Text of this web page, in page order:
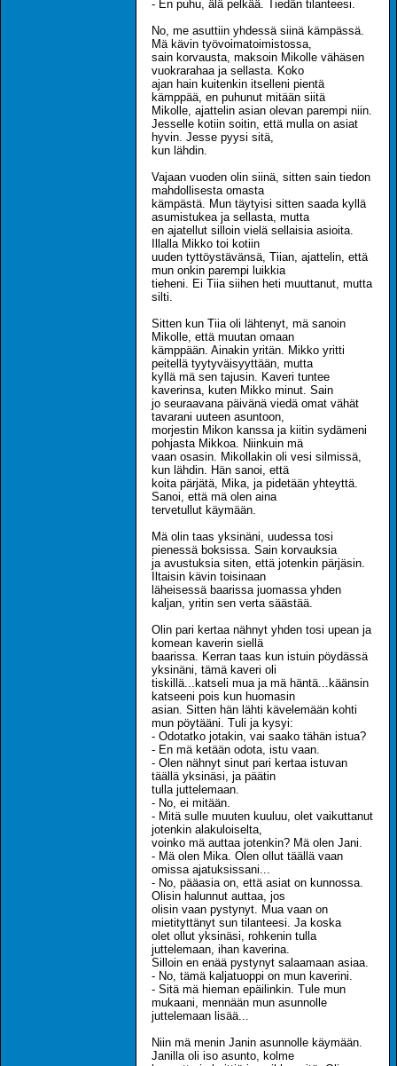
- En puhu, älä pelkää. Tiedän tilanteesi.
No, me asuttiin yhdessä siinä kämpässä.
Mä kävin työvoimatoimistossa,
sain korvausta, maksoin Mikolle vähäsen
vuokrarahaa ja sellasta. Koko
ajan hain kuitenkin itselleni pientä
kämppää, en puhunut mitään siitä
Mikolle, ajattelin asian olevan parempi niin.
Jesselle kotiin soitin, että mulla on asiat
hyvin. Jesse pyysi sitä,
kun lähdin.
Vajaan vuoden olin siinä, sitten sain tiedon
mahdollisesta omasta
kämpästä. Mun täytyisi sitten saada kyllä
asumistukea ja sellasta, mutta
en ajatellut silloin vielä sellaisia asioita.
Illalla Mikko toi kotiin
uuden tyttöystävänsä, Tiian, ajattelin, että
mun onkin parempi luikkia
tieheni. Ei Tiia siihen heti muuttanut, mutta
silti.
Sitten kun Tiia oli lähtenyt, mä sanoin
Mikolle, että muutan omaan
kämppään. Ainakin yritän. Mikko yritti
peitellä tyytyväisyyttään, mutta
kyllä mä sen tajusin. Kaveri tuntee
kaverinsa, kuten Mikko minut. Sain
jo seuraavana päivänä viedä omat vähät
tavarani uuteen asuntoon,
morjestin Mikon kanssa ja kiitin sydämeni
pohjasta Mikkoa. Niinkuin mä
vaan osasin. Mikollakin oli vesi silmissä,
kun lähdin. Hän sanoi, että
koita pärjätä, Mika, ja pidetään yhteyttä.
Sanoi, että mä olen aina
tervetullut käymään.
Mä olin taas yksinäni, uudessa tosi
pienessä boksissa. Sain korvauksia
ja avustuksia siten, että jotenkin pärjäsin.
Iltaisin kävin toisinaan
läheisessä baarissa juomassa yhden
kaljan, yritin sen verta säästää.
Olin pari kertaa nähnyt yhden tosi upean ja
komean kaverin siellä
baarissa. Kerran taas kun istuin pöydässä
yksinäni, tämä kaveri oli
tiskillä...katseli mua ja mä häntä...käänsin
katseeni pois kun huomasin
asian. Sitten hän lähti kävelemään kohti
mun pöytääni. Tuli ja kysyi:
- Odotatko jotakin, vai saako tähän istua?
- En mä ketään odota, istu vaan.
- Olen nähnyt sinut pari kertaa istuvan
täällä yksinäsi, ja päätin
tulla juttelemaan.
- No, ei mitään.
- Mitä sulle muuten kuuluu, olet vaikuttanut
jotenkin alakuloiselta,
voinko mä auttaa jotenkin? Mä olen Jani.
- Mä olen Mika. Olen ollut täällä vaan
omissa ajatuksissani...
- No, pääasia on, että asiat on kunnossa.
Olisin halunnut auttaa, jos
olisin vaan pystynyt. Mua vaan on
mietityttänyt sun tilanteesi. Ja koska
olet ollut yksinäsi, rohkenin tulla
juttelemaan, ihan kaverina.
Silloin en enää pystynyt salaamaan asiaa.
- No, tämä kaljatuoppi on mun kaverini.
- Sitä mä hieman epäilinkin. Tule mun
mukaani, mennään mun asunnolle
juttelemaan lisää...
Niin mä menin Janin asunnolle käymään.
Janilla oli iso asunto, kolme